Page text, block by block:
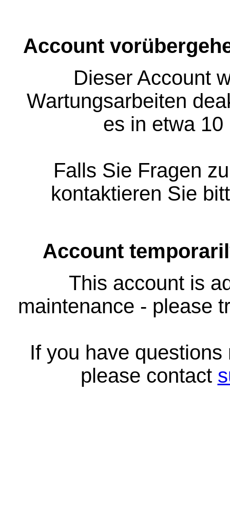
Account
Dieser Account
Wartungsarbeiten
es in etwa
Falls Sie Fragen
kontaktieren Sie
Account
This account is
maintenance - please
If you have
please contact